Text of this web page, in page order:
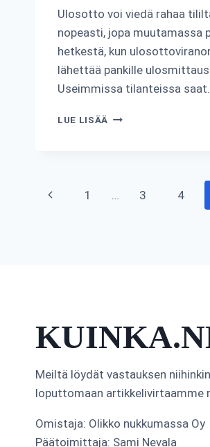
Ulosotto voi viedä rahaa
nopeasti, jopa muutamassa
hetkestä, kun
lähettää pankille
Useimmissa tilanteissa
LUE LISÄÄ KUINKA
Sivunavigointi
Edellinen
1 … 3 4
Meiltä löydät vastauksen
loputtomaan artikkelivirtaamme
Omistaja: Olikko nukkumassa Oy
Päätoimittaja: Sami Nevala